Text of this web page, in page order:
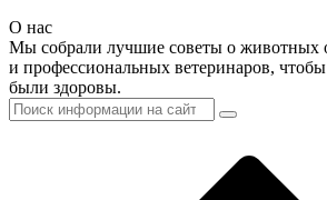
О нас
Мы собрали лучшие советы о животных
и профессиональных ветеринаров,
были здоровы.